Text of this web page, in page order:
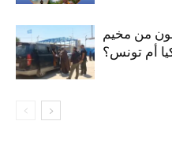
من مخيم
أم تونس؟